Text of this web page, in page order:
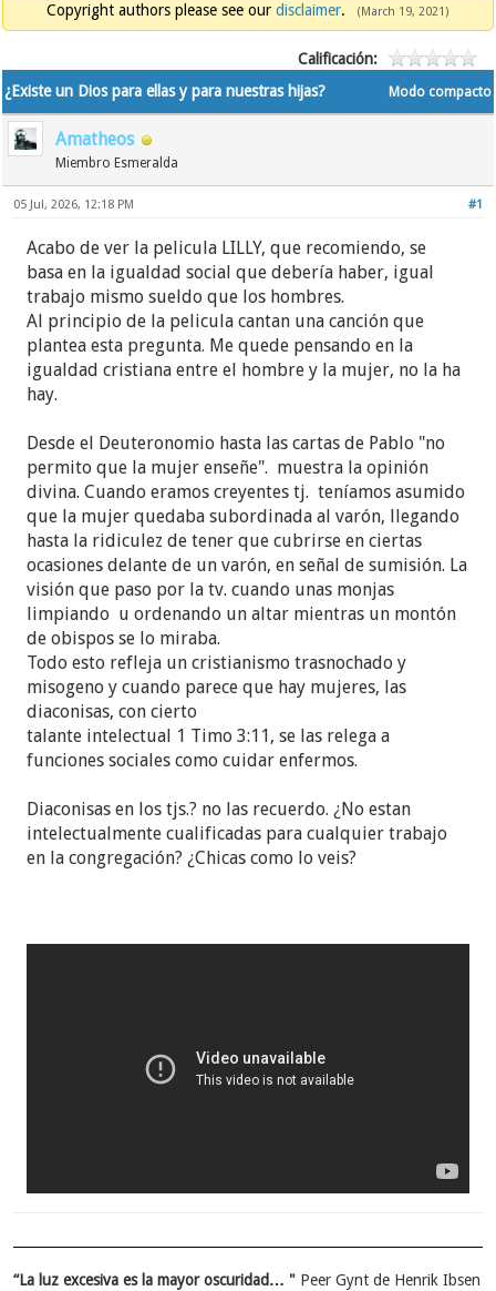
Copyright authors please see our disclaimer. (March 19, 2021)
Calificación:
Modo compacto
¿Existe un Dios para ellas y para nuestras hijas?
Amatheos
Miembro Esmeralda
#1
05 Jul, 2026, 12:18 PM
Acabo de ver la pelicula LILLY, que recomiendo, se
basa en la igualdad social que debería haber, igual
trabajo mismo sueldo que los hombres.
Al principio de la pelicula cantan una canción que
plantea esta pregunta. Me quede pensando en la
igualdad cristiana entre el hombre y la mujer, no la ha
hay.
Desde el Deuteronomio hasta las cartas de Pablo "no
permito que la mujer enseñe". muestra la opinión
divina. Cuando eramos creyentes tj. teníamos asumido
que la mujer quedaba subordinada al varón, llegando
hasta la ridiculez de tener que cubrirse en ciertas
ocasiones delante de un varón, en señal de sumisión. La
visión que paso por la tv. cuando unas monjas
limpiando u ordenando un altar mientras un montón
de obispos se lo miraba.
Todo esto refleja un cristianismo trasnochado y
misogeno y cuando parece que hay mujeres, las
diaconisas, con cierto
talante intelectual 1 Timo 3:11, se las relega a
funciones sociales como cuidar enfermos.
Diaconisas en los tjs.? no las recuerdo. ¿No estan
intelectualmente cualificadas para cualquier trabajo
en la congregación? ¿Chicas como lo veis?
“La luz excesiva es la mayor oscuridad… " Peer Gynt de Henrik Ibsen